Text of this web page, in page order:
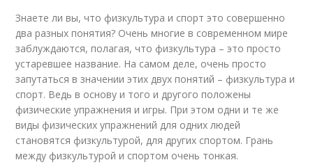
Знаете ли вы, что физкультура и спорт это совершенно
два разных понятия? Очень многие в современном мире
заблуждаются, полагая, что физкультура – это просто
устаревшее название. На самом деле, очень просто
запутаться в значении этих двух понятий – физкультура и
спорт. Ведь в основу и того и другого положены
физические упражнения и игры. При этом одни и те же
виды физических упражнений для одних людей
становятся физкультурой, для других спортом. Грань
между физкультурой и спортом очень тонкая.